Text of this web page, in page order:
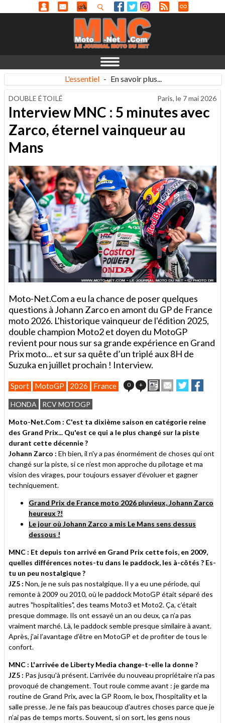
L'essentiel - En savoir plus...
DOUBLE ÉTOILÉ Paris, le 7 mai 2026
Interview MNC : 5 minutes avec
Zarco, éternel vainqueur au
Mans
Moto-Net.Com a eu la chance de poser quelques
questions à Johann Zarco en amont du GP de France
moto 2026. L'historique vainqueur de l'édition 2025,
double champion Moto2 et doyen du MotoGP
revient pour nous sur sa grande expérience en Grand
Prix moto... et sur sa quête d’un triplé aux 8H de
Suzuka en juillet prochain ! Interview.
Sport MotoGP 2026 France 0 + ImprimerEnvoyer
cet
un
ami
Partager
sur
sur
HONDA RCV MOTOGP
Moto-Net.Com : C'est ta dixième saison en catégorie reine
des Grand Prix... Qu'est ce qui a le plus changé sur la piste
durant cette décennie ?
Johann Zarco : Eh bien, il n'y a pas énormément de choses qui ont
changé sur la piste, si ce n’est mon approche du pilotage et ma
vision des virages, pour toujours essayer d’évoluer et gagner
techniquement.
Grand Prix de France moto 2026 pluvieux, Johann Zarco
heureux ?!
Le jour où Johann Zarco a mis Le Mans sens dessus
dessous !
MNC : Et depuis ton arrivé en Grand Prix cette fois, en 2009,
quelles différences notes-tu dans le paddock, les à-côtés ? Es-
tu un peu nostalgique ?
JZ5 : Non, je ne suis pas nostalgique. Il y a eu une période, qui
remonte à 2009 ou 2010, où le paddock MotoGP était séparé des
autres "hospitalities", des teams Moto3 et Moto2. Ça, c’était
presque dommage. Ils ont essayé un an ou deux, ça n’a pas
vraiment marché. Là, le paddock semble presque similaire à avant.
Après, j’ai l’avantage d’être en MotoGP et de profiter de tous le
confort.
MNC : L'arrivée de Liberty Media change-t-elle la donne ?
JZ5 : Pas jusqu'à présent. L'arrivée du nouveau propriétaire n'a pas
provoqué de changement. Tout roule comme avant : je garde ma
routine de Grand Prix, avec la GP Room, le box, l’hospitality et la
salle presse. Je ne fais pas beaucoup d’autres choses parce que je
n’ai pas de temps morts. Souvent, si on sort, les gens nous